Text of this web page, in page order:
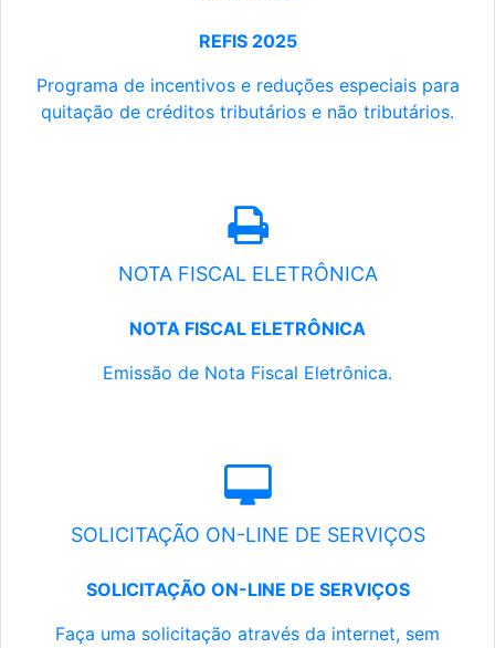
REFIS 2025
Programa de incentivos e reduções especiais para
quitação de créditos tributários e não tributários.
NOTA FISCAL ELETRÔNICA
NOTA FISCAL ELETRÔNICA
Emissão de Nota Fiscal Eletrônica.
SOLICITAÇÃO ON-LINE DE SERVIÇOS
SOLICITAÇÃO ON-LINE DE SERVIÇOS
Faça uma solicitação através da internet, sem